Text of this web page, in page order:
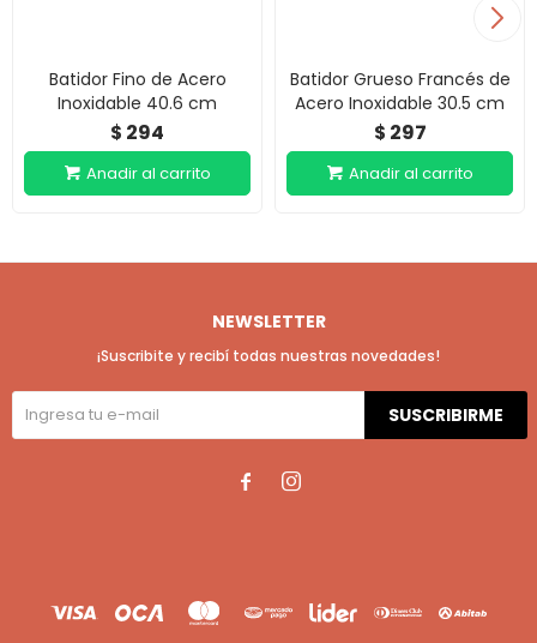
Batidor Fino de Acero
Inoxidable 40.6 cm
$ 294
Batidor Grueso Francés de
Acero Inoxidable 30.5 cm
$ 297
NEWSLETTER
¡Suscribite y recibí todas nuestras novedades!
SUSCRIBIRME
 